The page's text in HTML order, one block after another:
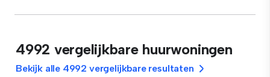
4992 vergelijkbare huurwoningen
Bekijk alle 4992 vergelijkbare resultaten